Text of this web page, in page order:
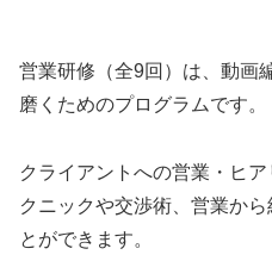
営業研修（全9回）は、動画
磨くためのプログラムです。
クライアントへの営業・ヒ
クニックや交渉術、営業か
とができます。